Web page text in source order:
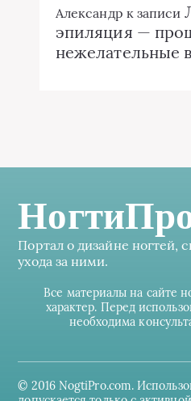
Александр к записи
эпиляция —
нежелательные
Портал о дизайне ногтей,
ухода за ними.
Все материалы на сайте
характер. Перед
необходима
© 2016 NogtiPro.com.